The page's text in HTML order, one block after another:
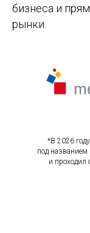
бизнеса и
рынки.
*В 2026
под названием
и проходил